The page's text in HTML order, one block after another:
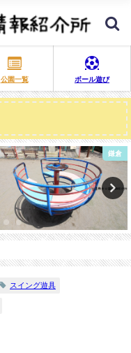
公園一覧 ボール遊び
奥戸
スイング遊具